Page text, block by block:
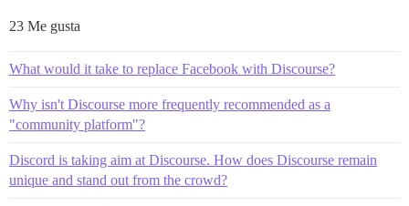
23 Me gusta
What would it take to replace Facebook with Discourse?
Why isn't Discourse more frequently recommended as a
"community platform"?
Discord is taking aim at Discourse. How does Discourse remain
unique and stand out from the crowd?